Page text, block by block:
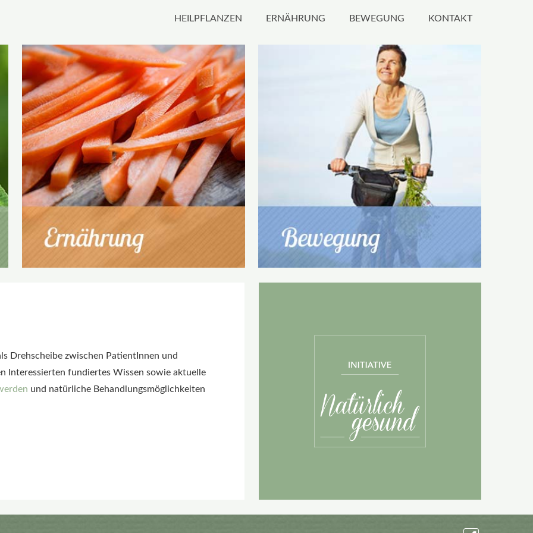
HEILPFLANZEN ERNÄHRUNG BEWEGUNG KONTAKT
Drehscheibe zwischen PatientInnen und
Interessierten fundiertes Wissen sowie aktuelle
und natürliche Behandlungsmöglichkeiten